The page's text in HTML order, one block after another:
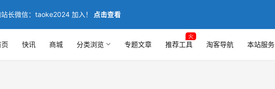
长微信：taoke2024 加入！ 点击查看
快讯 商城 分类浏览 专题文章 推荐工具
火
淘客导航 本站服务